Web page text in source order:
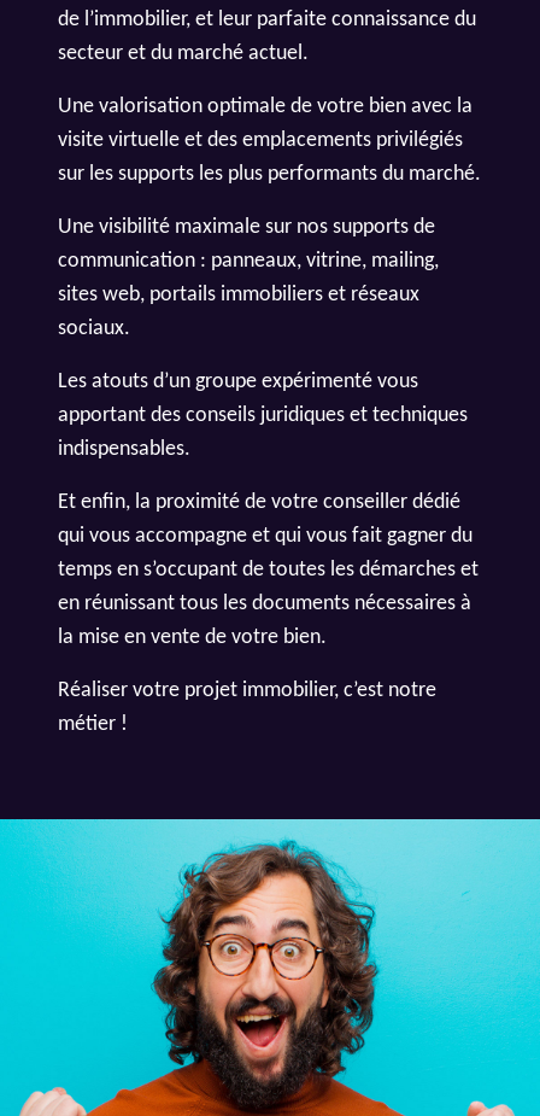
de l’immobilier, et leur parfaite connaissance du
secteur et du marché actuel.
Une valorisation optimale de votre bien avec la
visite virtuelle et des emplacements privilégiés
sur les supports les plus performants du marché.
Une visibilité maximale sur nos supports de
communication : panneaux, vitrine, mailing,
sites web, portails immobiliers et réseaux
sociaux.
Les atouts d’un groupe expérimenté vous
apportant des conseils juridiques et techniques
indispensables.
Et enfin, la proximité de votre conseiller dédié
qui vous accompagne et qui vous fait gagner du
temps en s’occupant de toutes les démarches et
en réunissant tous les documents nécessaires à
la mise en vente de votre bien.
Réaliser votre projet immobilier, c’est notre
métier !